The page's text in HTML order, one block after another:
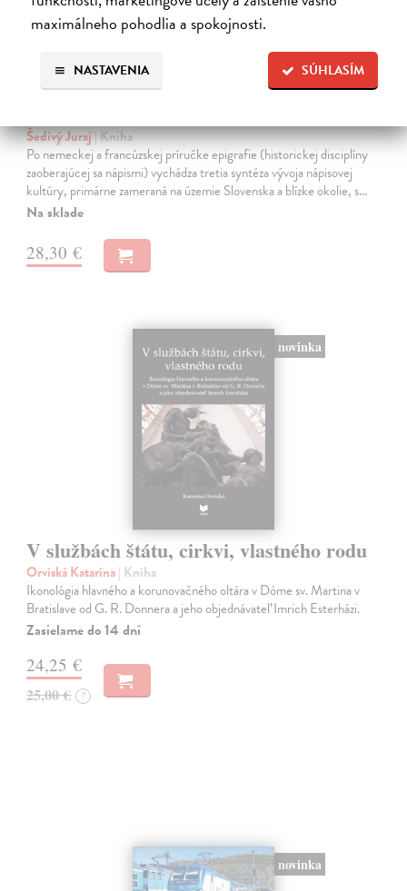
maximálneho pohodlia a spokojnosti.
SÚHLASÍM
NASTAVENIA
Šedivý Juraj| Kniha
Po nemeckej a francúzskej príručke epigrafie (historickej disciplíny
zaoberajúcej sa nápismi) vychádza tretia syntéza vývoja nápisovej
kultúry, primárne zameraná na územie Slovenska a blízke okolie, s…
Na sklade
28,30 €
novinka
V službách štátu, cirkvi, vlastného rodu
Orviská Katarína| Kniha
Ikonológia hlavného a korunovačného oltára v Dóme sv. Martina v
Bratislave od G. R. Donnera a jeho objednávateľ Imrich Esterházi.
Zasielame do 14 dní
24,25 €
25,00 € ?
novinka